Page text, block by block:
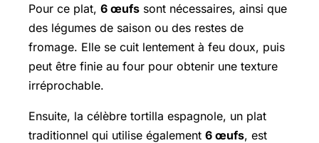
Pour ce plat, 6 œufs sont nécessaires, ainsi que
des légumes de saison ou des restes de
fromage. Elle se cuit lentement à feu doux, puis
peut être finie au four pour obtenir une texture
irréprochable.
Ensuite, la célèbre tortilla espagnole, un plat
traditionnel qui utilise également 6 œufs, est